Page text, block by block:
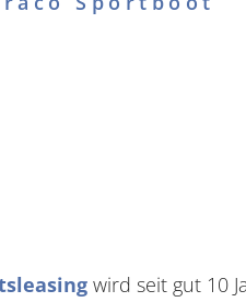
wird seit gut 10